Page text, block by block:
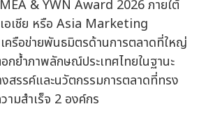
& YWN Award 2026 ภายใต้
อเชีย หรือ Asia Marketing
รือข่ายพันธมิตรด้านการตลาดที่ใหญ่
กย้ำภาพลักษณ์ประเทศไทยในฐานะ
สรรค์และนวัตกรรมการตลาดที่ทรง
ามสำเร็จ 2 องค์กร